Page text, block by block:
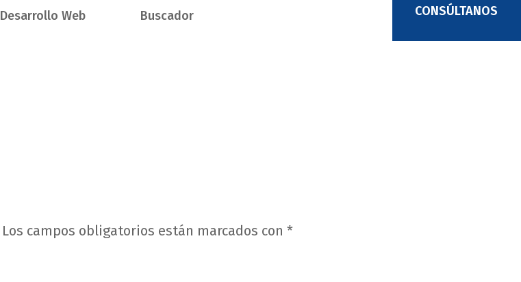
Desarrollo Web Buscador CONSÚLTANOS
Los campos obligatorios están marcados con *